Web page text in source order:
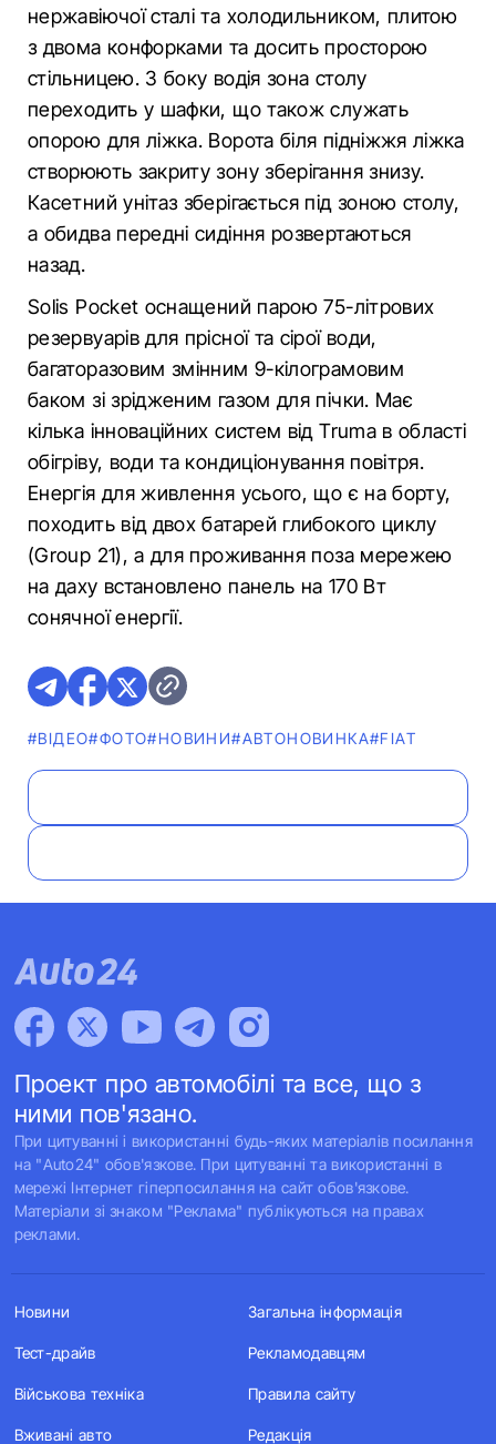
нержавіючої сталі та холодильником, плитою
з двома конфорками та досить просторою
стільницею. З боку водія зона столу
переходить у шафки, що також служать
опорою для ліжка. Ворота біля підніжжя ліжка
створюють закриту зону зберігання знизу.
Касетний унітаз зберігається під зоною столу,
а обидва передні сидіння розвертаються
назад.
Solis Pocket оснащений парою 75-літрових
резервуарів для прісної та сірої води,
багаторазовим змінним 9-кілограмовим
баком зі зрідженим газом для пічки. Має
кілька інноваційних систем від Truma в області
обігріву, води та кондиціонування повітря.
Енергія для живлення усього, що є на борту,
походить від двох батарей глибокого циклу
(Group 21), а для проживання поза мережею
на даху встановлено панель на 170 Вт
сонячної енергії.
#ВІДЕО#ФОТО#НОВИНИ#АВТОНОВИНКА#FIAT
Проект про автомобілі та все, що з
ними пов'язано.
При цитуванні і використанні будь-яких матеріалів посилання
на "Auto24" обов'язкове. При цитуванні та використанні в
мережі Інтернет гіперпосилання на сайт обов'язкове.
Матеріали зі знаком "Реклама" публікуються на правах
реклами.
Новини
Тест-драйв
Військова техніка
Вживані авто
Загальна інформація
Рекламодавцям
Правила сайту
Редакція